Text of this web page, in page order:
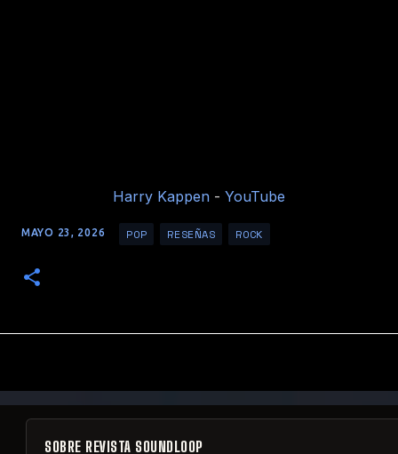
Harry Kappen - YouTube
MAYO 23, 2026 POP RESEÑAS ROCK
SOBRE REVISTA SOUNDLOOP